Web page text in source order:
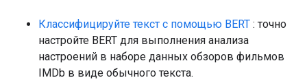
Классифицируйте текст с помощью BERT : точно
настройте BERT для выполнения анализа
настроений в наборе данных обзоров фильмов
IMDb в виде обычного текста.